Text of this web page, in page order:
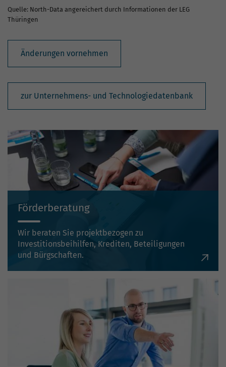
Quelle: North-Data angereichert durch Informationen der LEG
Thüringen
Änderungen vornehmen
zur Unternehmens- und Technologiedatenbank
Förderberatung
Wir beraten Sie projektbezogen zu
Investitionsbeihilfen, Krediten, Beteiligungen
und Bürgschaften.